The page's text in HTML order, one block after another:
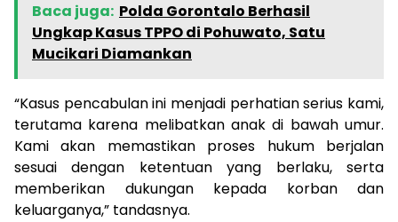
Baca juga: Polda Gorontalo Berhasil
Ungkap Kasus TPPO di Pohuwato, Satu
Mucikari Diamankan
“Kasus pencabulan ini menjadi perhatian serius kami,
terutama karena melibatkan anak di bawah umur.
Kami akan memastikan proses hukum berjalan
sesuai dengan ketentuan yang berlaku, serta
memberikan dukungan kepada korban dan
keluarganya,” tandasnya.